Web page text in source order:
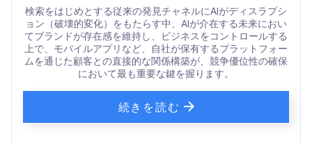
検索をはじめとする従来の発見チャネルにAIがディスラプシ
ョン（破壊的変化）をもたらす中、AIが介在する未来におい
てブランドが存在感を維持し、ビジネスをコントロールする
上で、モバイルアプリなど、自社が保有するプラットフォー
ムを通じた顧客との直接的な関係構築が、競争優位性の確保
において最も重要な鍵を握ります。
続きを読む